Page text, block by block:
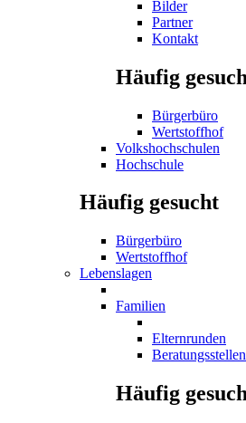
Bilder
Partner
Kontakt
Häufig
Bürgerbüro
Wertstoffhof
Volkshochschulen
Hochschule
Häufig gesucht
Bürgerbüro
Wertstoffhof
Lebenslagen
Familien
Elternrunden
Beratungsstellen
Häufig